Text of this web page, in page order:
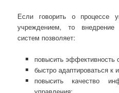
Если говорить о процессе
учреждением, то
систем позволяет:
повысить эффективность
быстро адаптироваться
повысить качество